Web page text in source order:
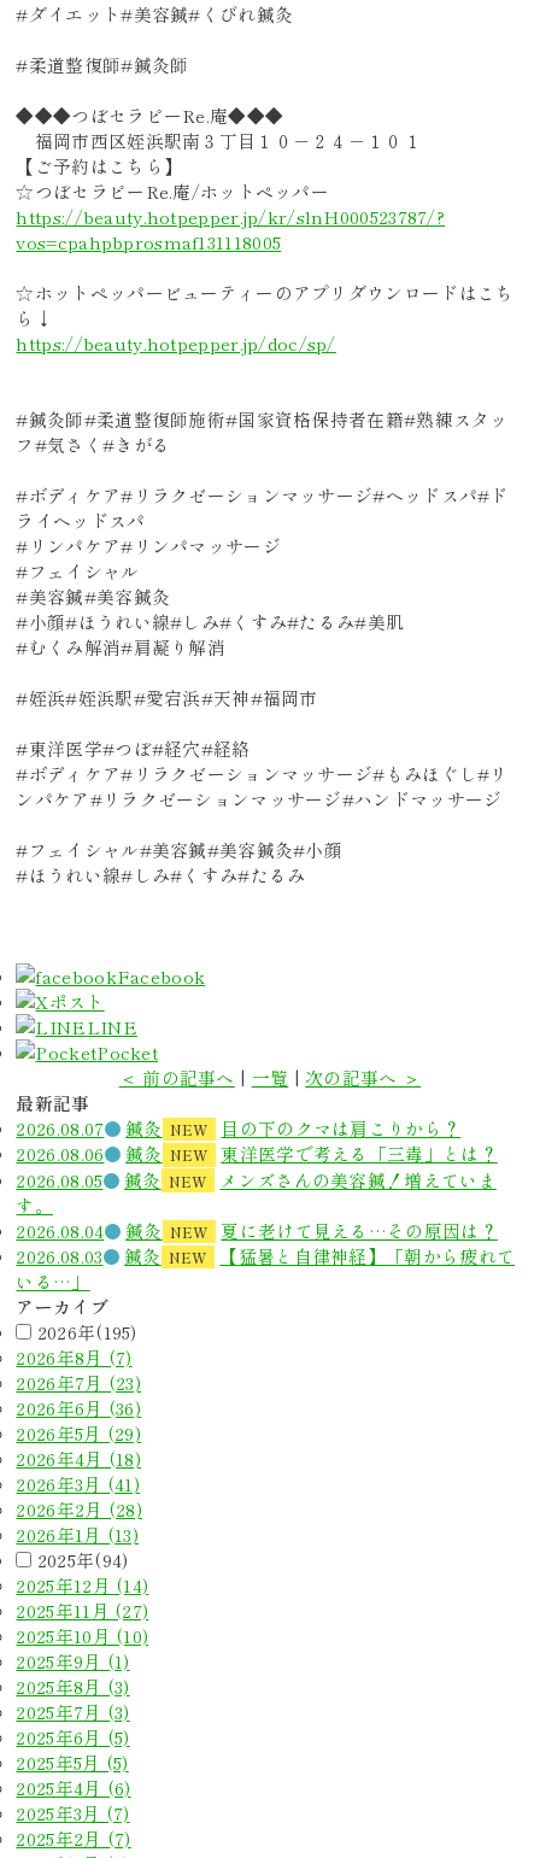
#ダイエット#美容鍼#くびれ鍼灸
#柔道整復師#鍼灸師
◆◆◆つぼセラピーRe.庵◆◆◆
福岡市西区姪浜駅南３丁目１０－２４－１０１
【ご予約はこちら】
☆つぼセラピーRe.庵/ホットペッパー
https://beauty.hotpepper.jp/kr/slnH000523787/?
vos=cpahpbprosmaf131118005
☆ホットペッパービューティーのアプリダウンロードはこち
ら↓
https://beauty.hotpepper.jp/doc/sp/
#鍼灸師#柔道整復師施術#国家資格保持者在籍#熟練スタッ
フ#気さく#きがる
#ボディケア#リラクゼーションマッサージ#ヘッドスパ#ド
ライヘッドスパ
#リンパケア#リンパマッサージ
#フェイシャル
#美容鍼#美容鍼灸
#小顔#ほうれい線#しみ#くすみ#たるみ#美肌
#むくみ解消#肩凝り解消
#姪浜#姪浜駅#愛宕浜#天神#福岡市
#東洋医学#つぼ#経穴#経絡
#ボディケア#リラクゼーションマッサージ#もみほぐし#リ
ンパケア#リラクゼーションマッサージ#ハンドマッサージ
#フェイシャル#美容鍼#美容鍼灸#小顔
#ほうれい線#しみ#くすみ#たるみ
Facebook
ポスト
LINE
Pocket
＜ 前の記事へ | 一覧 |次の記事へ ＞
最新記事
2026.08.07
鍼灸 NEW
目の下のクマは肩こりから？
2026.08.06
鍼灸 NEW
東洋医学で考える「三毒」とは？
2026.08.05
鍼灸 NEW
メンズさんの美容鍼！増えていま
す。
2026.08.04
鍼灸 NEW
夏に老けて見える…その原因は？
2026.08.03
鍼灸 NEW
【猛暑と自律神経】「朝から疲れて
いる…」
アーカイブ
2026年(195)
2026年8月 (7)
2026年7月 (23)
2026年6月 (36)
2026年5月 (29)
2026年4月 (18)
2026年3月 (41)
2026年2月 (28)
2026年1月 (13)
2025年(94)
2025年12月 (14)
2025年11月 (27)
2025年10月 (10)
2025年9月 (1)
2025年8月 (3)
2025年7月 (3)
2025年6月 (5)
2025年5月 (5)
2025年4月 (6)
2025年3月 (7)
2025年2月 (7)